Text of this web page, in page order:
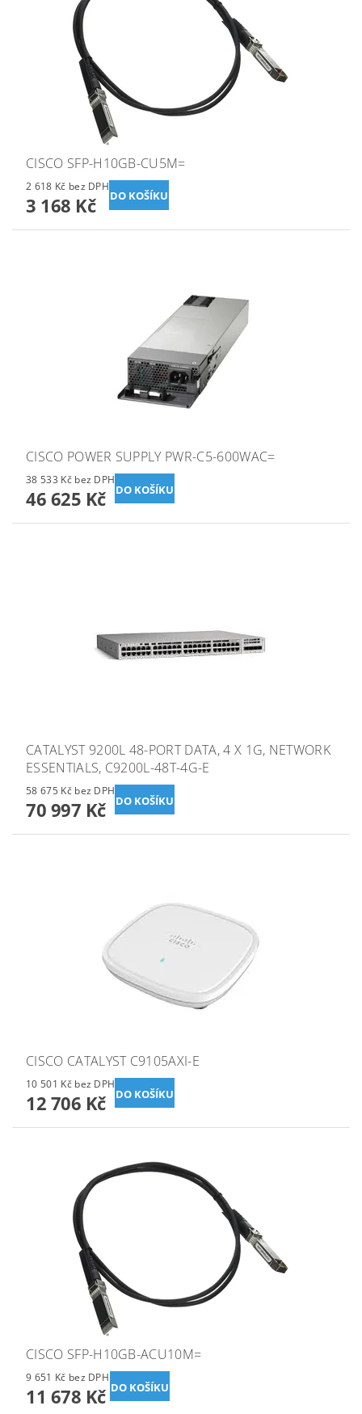
CISCO SFP-H10GB-CU5M=
2 618 Kč bez DPH
3 168 Kč
CISCO POWER SUPPLY PWR-C5-600WAC=
38 533 Kč bez DPH
46 625 Kč
CATALYST 9200L 48-PORT DATA, 4 X 1G, NETWORK
ESSENTIALS, C9200L-48T-4G-E
58 675 Kč bez DPH
70 997 Kč
CISCO CATALYST C9105AXI-E
10 501 Kč bez DPH
12 706 Kč
CISCO SFP-H10GB-ACU10M=
9 651 Kč bez DPH
11 678 Kč